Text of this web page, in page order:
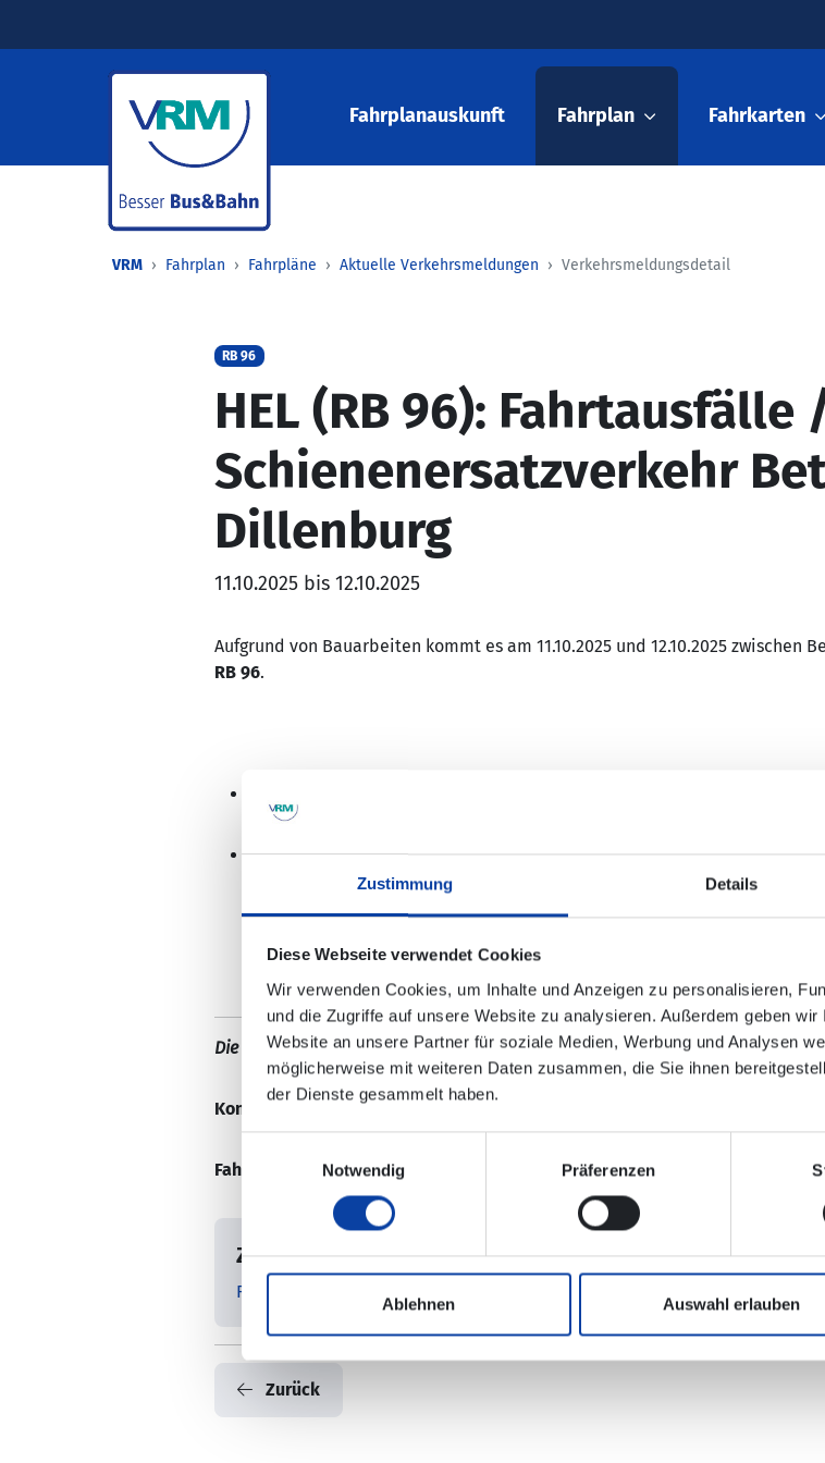
Zustimmung Details
Diese Webseite verwendet Cookies
Wir verwenden Cookies, um Inhalte und Anzeigen zu personalisieren,
und die Zugriffe auf unsere Website zu analysieren. Außerdem geben
Website an unsere Partner für soziale Medien, Werbung und Analysen
möglicherweise mit weiteren Daten zusammen, die Sie ihnen
der Dienste gesammelt haben.
Notwendig
Präferenzen
Ablehnen Auswahl erlauben
Fahrplanauskunft Fahrplan Fahrkarten
VRM Fahrplan Fahrpläne Aktuelle Verkehrsmeldungen Verkehrsmeldungsdetail
RB 96
HEL (RB 96): Fahrtausfälle
Schienenersatzverkehr
Dillenburg
11.10.2025 bis 12.10.2025
Aufgrund von Bauarbeiten kommt es am 11.10.2025 und 12.10.2025 zwischen
RB 96.
In den Bussen ist leider keine Fahrradmitnahme möglich. Die
nicht an allen Stationen in unmittelbarer Bahnsteignähe; bitte
DieÄnderungen sind in der elektronischen Verbindungsauskunft enthalten!
Kontaktdaten: Fahrgastinfos – HLB Online (hlb-online.de)
Fahrplaninformation:
Zugehörige Dateien
RB96_Fahrgastinfo_11.12.10_2025.pdf
Zurück